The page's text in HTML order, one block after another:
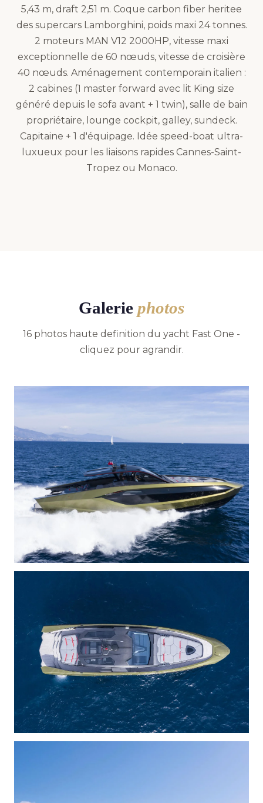
5,43 m, draft 2,51 m. Coque carbon fiber heritee
des supercars Lamborghini, poids maxi 24 tonnes.
2 moteurs MAN V12 2000HP, vitesse maxi
exceptionnelle de 60 nœuds, vitesse de croisière
40 nœuds. Aménagement contemporain italien :
2 cabines (1 master forward avec lit King size
généré depuis le sofa avant + 1 twin), salle de bain
propriétaire, lounge cockpit, galley, sundeck.
Capitaine + 1 d'équipage. Idée speed-boat ultra-
luxueux pour les liaisons rapides Cannes-Saint-
Tropez ou Monaco.
Galerie photos
16 photos haute definition du yacht Fast One -
cliquez pour agrandir.